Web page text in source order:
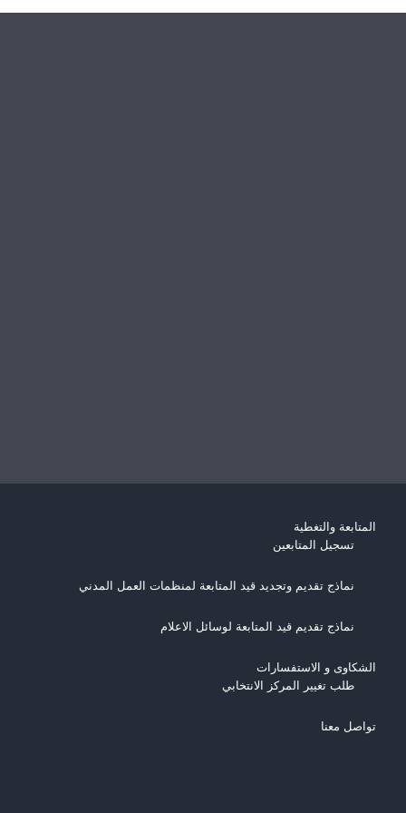
المتابعة والتغطية
تسجيل المتابعين
نماذج تقديم وتجديد قيد المتابعة لمنظمات العمل المدني
نماذج تقديم قيد المتابعة لوسائل الاعلام
الشكاوى و الاستفسارات
طلب تغيير المركز الانتخابي
تواصل معنا